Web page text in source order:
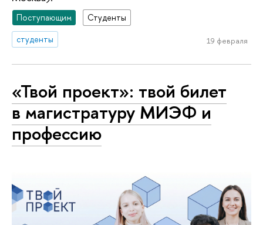
Поступающим
Студенты
студенты
19 февраля
«Твой проект»: твой билет
в магистратуру МИЭФ и
профессию